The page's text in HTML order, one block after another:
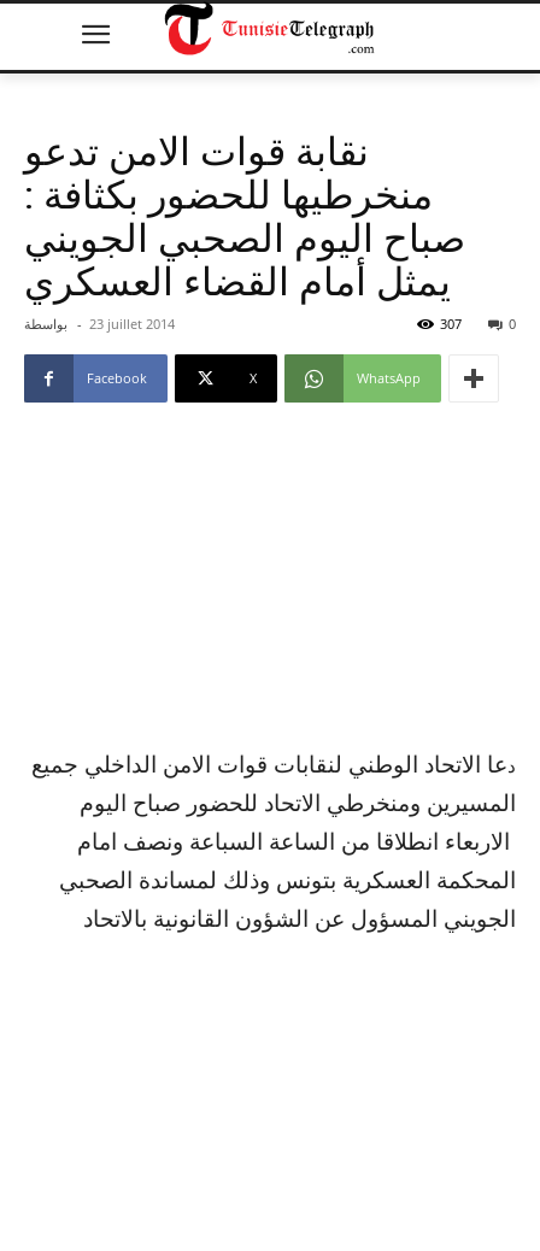
نقابة قوات الامن تدعو
منخرطيها للحضور بكثافة :
صباح اليوم الصحبي الجويني
يمثل أمام القضاء العسكري
بواسطة - 23 juillet 2014 0
307
Facebook X WhatsApp
دعا الاتحاد الوطني لنقابات قوات الامن الداخلي جميع
المسيرين ومنخرطي الاتحاد للحضور صباح اليوم
الاربعاء انطلاقا من الساعة السباعة ونصف امام
المحكمة العسكرية بتونس وذلك لمساندة الصحبي
الجويني المسؤول عن الشؤون القانونية بالاتحاد